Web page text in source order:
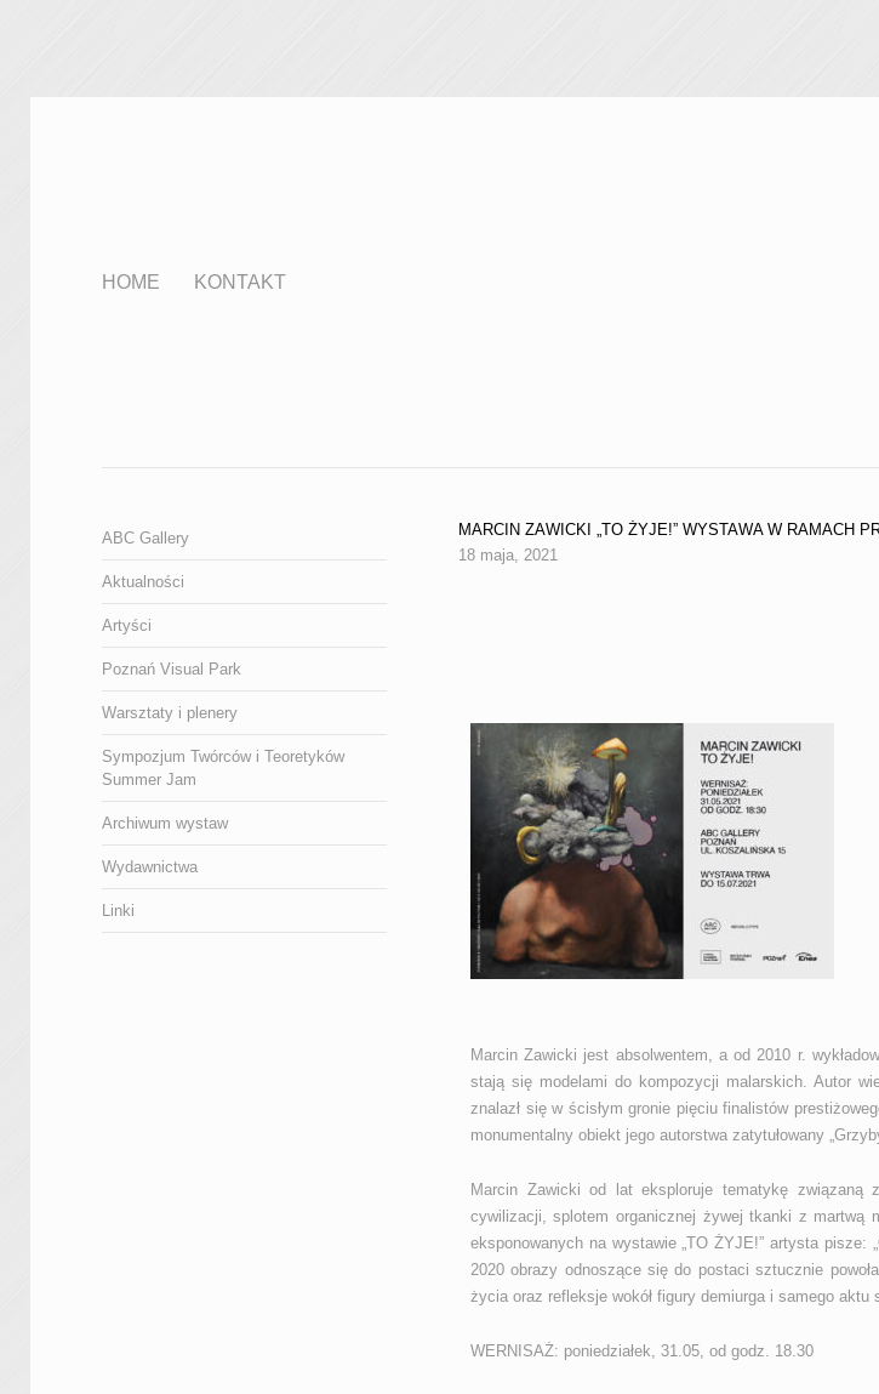
HOME KONTAKT
MARCIN ZAWICKI „TO ŻYJE!” WYSTAWA W RAMACH
18 maja, 2021
Marcin Zawicki jest absolwentem, a od 2010 r.
stają się modelami do kompozycji malarskich. Autor
znalazł się w ścisłym gronie pięciu finalistów
monumentalny obiekt jego autorstwa zatytułowany
Marcin Zawicki od lat eksploruje tematykę związaną
cywilizacji, splotem organicznej żywej tkanki z martwą
eksponowanych na wystawie „TO ŻYJE!” artysta
2020 obrazy odnoszące się do postaci sztucznie
życia oraz refleksje wokół figury demiurga i samego
WERNISAŻ: poniedziałek, 31.05, od godz. 18.30
ABC Gallery
Aktualności
Artyści
Poznań Visual Park
Warsztaty i plenery
Sympozjum Twórców i Teoretyków
Summer Jam
Archiwum wystaw
Wydawnictwa
Linki